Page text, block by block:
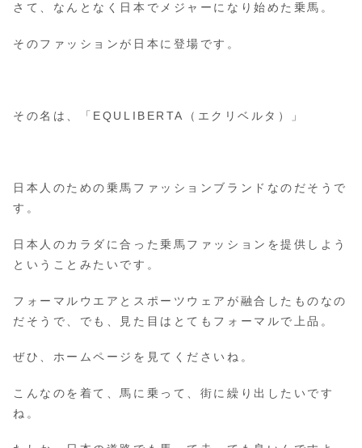
さて、なんとなく日本でメジャーになり始めた乗馬。
そのファッションが日本に登場です。
その名は、「EQULIBERTA（エクリベルタ）」
日本人のための乗馬ファッションブランドなのだそうで
す。
日本人のカラダに合った乗馬ファッションを提供しよう
ということみたいです。
フォーマルウエアとスポーツウェアが融合したものなの
だそうで、でも、見た目はとてもフォーマルで上品。
ぜひ、ホームページを見てくださいね。
こんなのを着て、馬に乗って、街に繰り出したいです
ね。